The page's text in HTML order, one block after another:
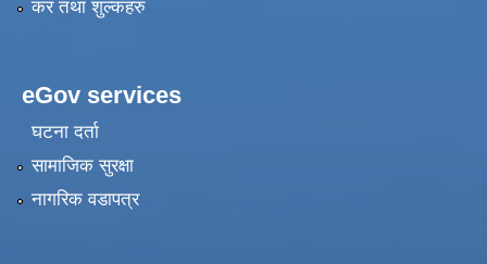
कर तथा शुल्कहरु
eGov services
घटना दर्ता
सामाजिक सुरक्षा
नागरिक वडापत्र